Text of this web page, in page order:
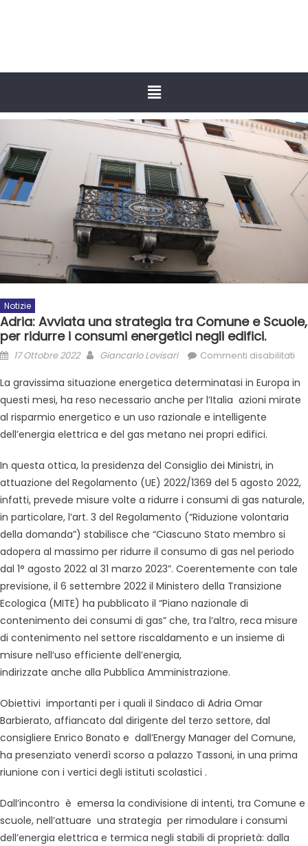
Notizie
Adria: Avviata una strategia tra Comune e Scuole,
per ridurre i consumi energetici negli edifici.
17 Ottobre 2022 Giancarlo Lovisari Commenti disabilitati
La gravissima situazione energetica determinatasi in Europa in
questi mesi, ha reso necessario anche per l’Italia azioni mirate
al risparmio energetico e un uso razionale e intelligente
dell’energia elettrica e del gas metano nei propri edifici.
In questa ottica, la presidenza del Consiglio dei Ministri, in
attuazione del Regolamento (UE) 2022/1369 del 5 agosto 2022,
infatti, prevede misure volte a ridurre i consumi di gas naturale,
in particolare, l’art. 3 del Regolamento (“Riduzione volontaria
della domanda”) stabilisce che “Ciascuno Stato membro si
adopera al massimo per ridurre il consumo di gas nel periodo
dal 1° agosto 2022 al 31 marzo 2023”. Coerentemente con tale
previsione, il 6 settembre 2022 il Ministero della Transizione
Ecologica (MITE) ha pubblicato il “Piano nazionale di
contenimento dei consumi di gas” che, tra l’altro, reca misure
di contenimento nel settore riscaldamento e un insieme di
misure nell’uso efficiente dell’energia,
indirizzate anche alla Pubblica Amministrazione.
Obiettivi importanti per i quali il Sindaco di Adria Omar
Barbierato, affiancato dal dirigente del terzo settore, dal
consigliere Enrico Bonato e dall’Energy Manager del Comune,
ha presenziato venerdì scorso a palazzo Tassoni, in una prima
riunione con i vertici degli istituti scolastici .
Dall’incontro è emersa la condivisione di intenti, tra Comune e
scuole, nell’attuare una strategia per rimodulare i consumi
dell’energia elettrica e termica negli stabili di proprietà: dalla